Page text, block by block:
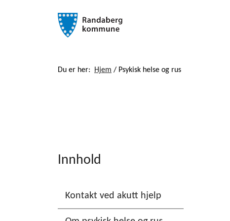
Du er her: Hjem / Psykisk helse og rus
Innhold
Kontakt ved akutt hjelp